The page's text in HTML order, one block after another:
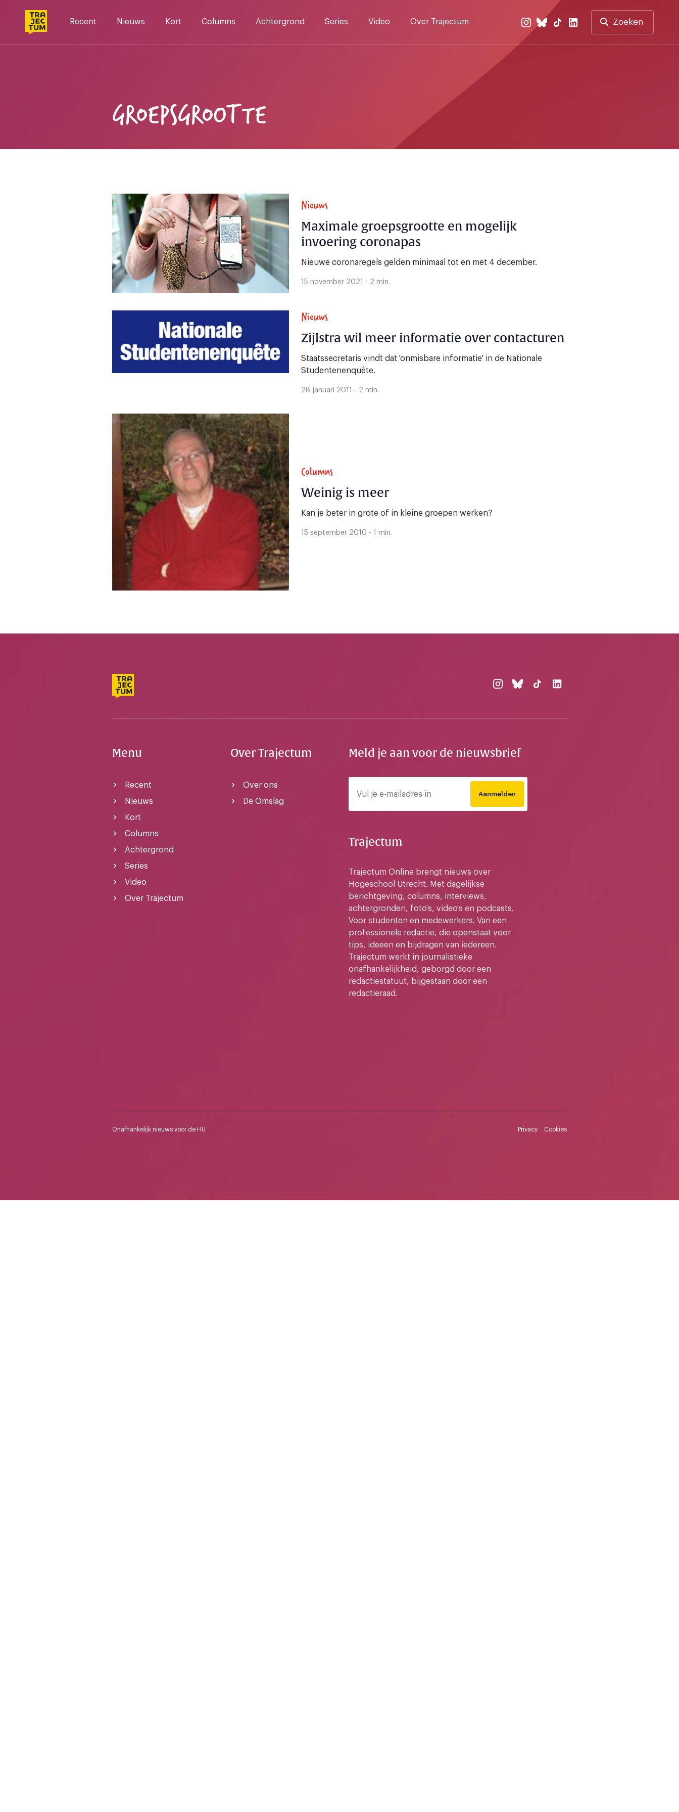
Recent Nieuws Kort Columns Achtergrond Series Video Over Trajectum Zoeken
GROEPSGROOTTE
Nieuws
Maximale groepsgrootte en mogelijk
invoering coronapas
Nieuwe coronaregels gelden minimaal tot en met 4 december.
15 november 2021 - 2 min.
Nieuws
Zijlstra wil meer informatie over contacturen
Staatssecretaris vindt dat 'onmisbare informatie' in de Nationale
Studentenenquête.
28 januari 2011 - 2 min.
Columns
Weinig is meer
Kan je beter in grote of in kleine groepen werken?
15 september 2010 - 1 min.
Menu
Recent
Nieuws
Kort
Columns
Achtergrond
Series
Video
Over Trajectum
Over Trajectum
Over ons
De Omslag
Meld je aan voor de nieuwsbrief
Aanmelden
Trajectum
Trajectum Online brengt nieuws over
Hogeschool Utrecht. Met dagelijkse
berichtgeving, columns, interviews,
achtergronden, foto's, video's en podcasts.
Voor studenten en medewerkers. Van een
professionele redactie, die openstaat voor
tips, ideeen en bijdragen van iedereen.
Trajectum werkt in journalistieke
onafhankelijkheid, geborgd door een
redactiestatuut, bijgestaan door een
redactieraad.
Onafhankelijk nieuws voor de HU Privacy Cookies